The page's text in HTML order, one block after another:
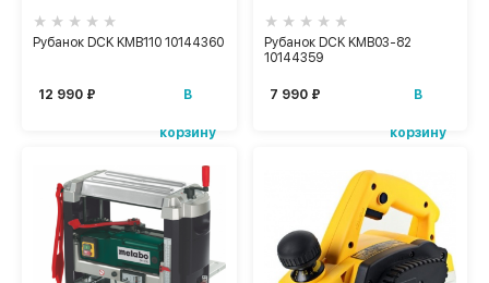
Рубанок DCK KMB110 10144360
12 990 ₽ В
корзину
Рубанок DCK KMB03-82
10144359
7 990 ₽ В
корзину